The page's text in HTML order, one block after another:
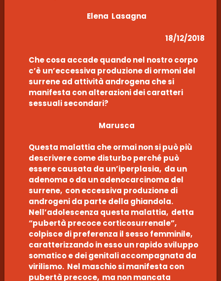
Elena Lasagna
18/12/2018
Che cosa accade quando nel nostro corpo
c’è un’eccessiva produzione di ormoni del
surrene ad attività androgena che si
manifesta con alterazioni dei caratteri
sessuali secondari?
Marusca
Questa malattia che ormai non si può più
descrivere come disturbo perché può
essere causata da un’iperplasia, da un
adenoma o da un adenocarcinoma del
surrene, con eccessiva produzione di
androgeni da parte della ghiandola.
Nell’adolescenza questa malattia, detta
“pubertà precoce corticosurrenale”,
colpisce di preferenza il sesso femminile,
caratterizzando in esso un rapido sviluppo
somatico e dei genitali accompagnata da
virilismo. Nel maschio si manifesta con
pubertà precoce, ma non mancata